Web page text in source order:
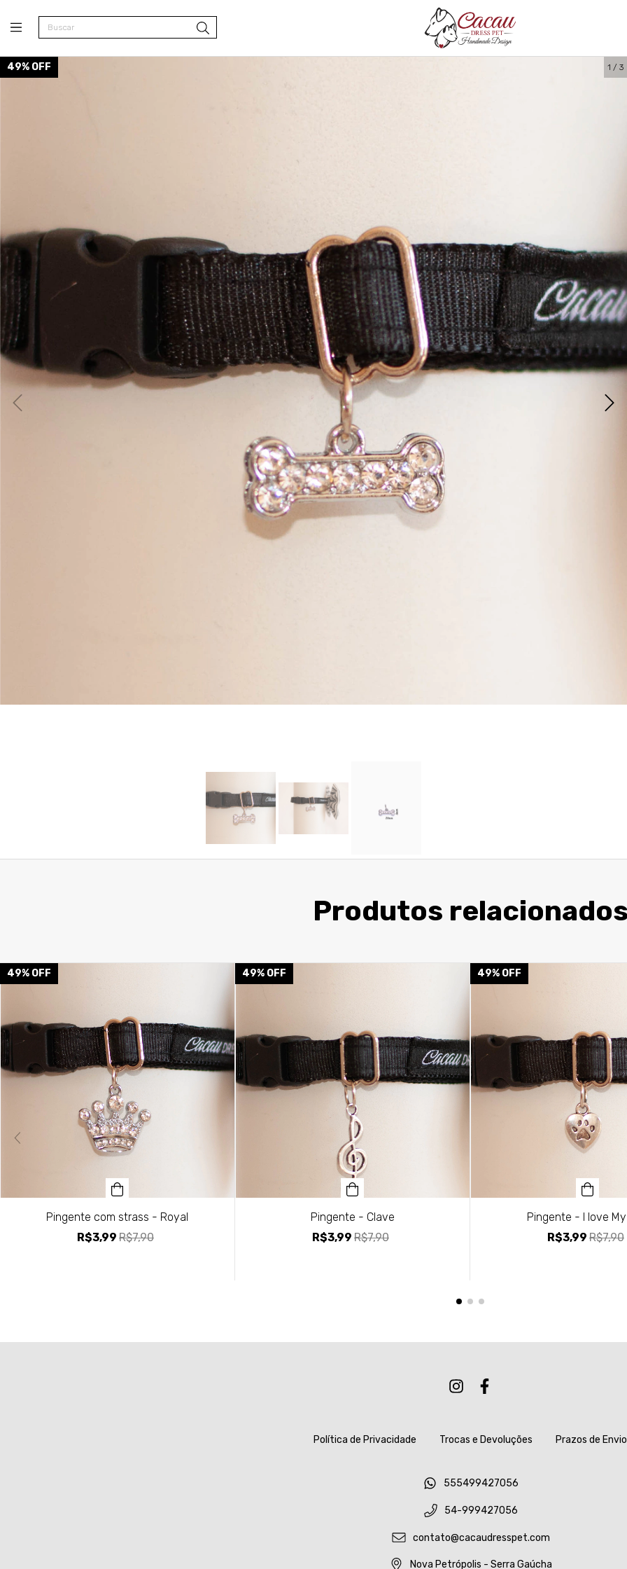
49% OFF 1 / 3
Produtos
49% OFF
Pingente com strass - Royal
R$3,99 R$7,90
49% OFF
Pingente - Clave
R$3,99 R$7,90
49% OFF
Pingente - I love
R$3,99 R$7,90
Política de Privacidade Trocas e Devoluções Prazos de Envio
555499427056
54-999427056
contato@cacaudresspet.com
Nova Petrópolis - Serra Gaúcha